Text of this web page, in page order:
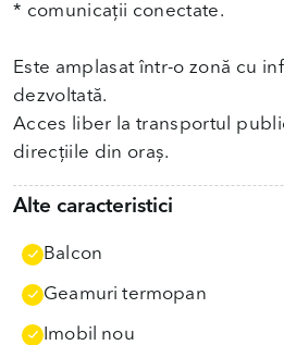
* comunicații conectate.
Este amplasat într-o zonă cu
dezvoltată.
Acces liber la transportul
direcțiile din oraș.
Alte caracteristici
Balcon
Geamuri termopan
Imobil nou